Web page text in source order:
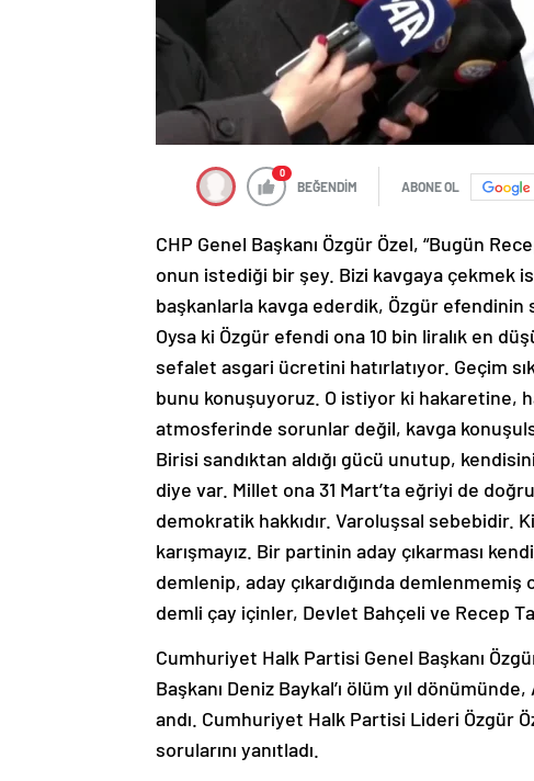
0
BEĞENDİM ABONE OL
CHP Genel Başkanı Özgür Özel, “Bugün
onun istediği bir şey. Bizi kavgaya çekmek
başkanlarla kavga ederdik, Özgür efendinin
Oysa ki Özgür efendi ona 10 bin liralık en
sefalet asgari ücretini hatırlatıyor. Geçim
bunu konuşuyoruz. O istiyor ki hakaretine,
atmosferinde sorunlar değil, kavga
Birisi sandıktan aldığı gücü unutup,
diye var. Millet ona 31 Mart’ta eğriyi de
demokratik hakkıdır. Varoluşsal sebebidir.
karışmayız. Bir partinin aday çıkarması
demlenip, aday çıkardığında
demli çay içinler, Devlet Bahçeli ve Recep
Cumhuriyet Halk Partisi Genel Başkanı
Başkanı Deniz Baykal’ı ölüm yıl
andı. Cumhuriyet Halk Partisi Lideri Özgür
sorularını yanıtladı.